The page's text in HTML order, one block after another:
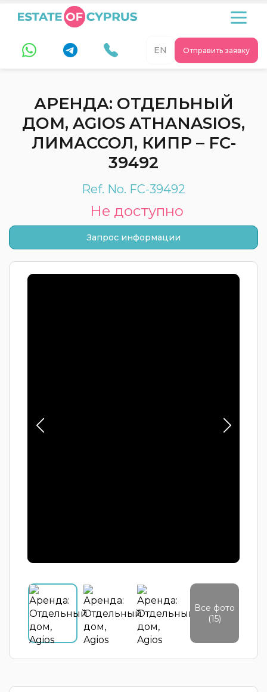
Отправить заявку
EN
АРЕНДА: ОТДЕЛЬНЫЙ
ДОМ, AGIOS ATHANASIOS,
ЛИМАССОЛ, КИПР – FC-
39492
Ref. No. FC-39492
Не доступно
Запрос информации
Все фото
(15)